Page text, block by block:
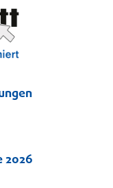
2026